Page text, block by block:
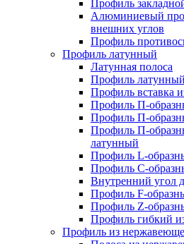
Профиль
Алюминиевый
внешних углов
Профиль
Профиль латунный
Латунная полоса
Профиль
Профиль вставка
Профиль П-
Профиль П-
Профиль П-
латунный
Профиль L-
Профиль C-
Внутренний угол
Профиль F-
Профиль Z-
Профиль гибкий
Профиль из